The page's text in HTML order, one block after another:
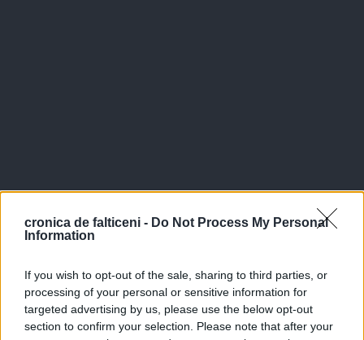
cronica de falticeni - Do Not Process My Personal
Information
If you wish to opt-out of the sale, sharing to third parties, or
processing of your personal or sensitive information for
targeted advertising by us, please use the below opt-out
section to confirm your selection. Please note that after your